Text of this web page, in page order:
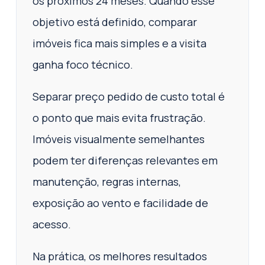
objetivo está definido, comparar
imóveis fica mais simples e a visita
ganha foco técnico.
Separar preço pedido de custo total é
o ponto que mais evita frustração.
Imóveis visualmente semelhantes
podem ter diferenças relevantes em
manutenção, regras internas,
exposição ao vento e facilidade de
acesso.
Na prática, os melhores resultados